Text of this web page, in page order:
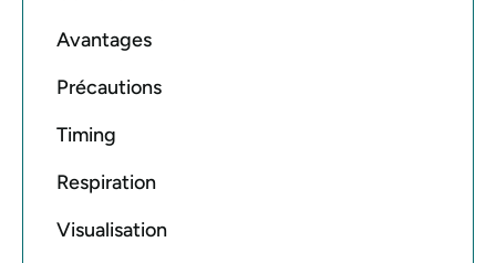
Avantages
Précautions
Timing
Respiration
Visualisation